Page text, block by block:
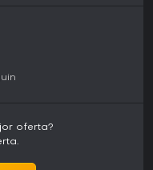
oferta?